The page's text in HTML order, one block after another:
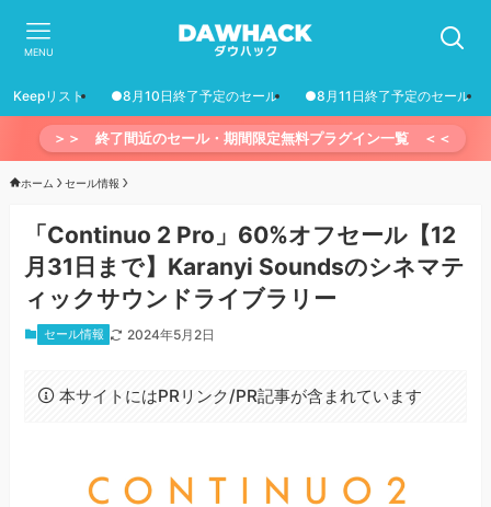
MENU
Keepリスト ●8月10日終了予定のセール ●8月11日終了予定のセール
＞＞ 終了間近のセール・期間限定無料プラグイン一覧 ＜＜
ホーム セール情報
「Continuo 2 Pro」60%オフセール【12
月31日まで】Karanyi Soundsのシネマテ
ィックサウンドライブラリー
セール情報 2024年5月2日
本サイトにはPRリンク/PR記事が含まれています